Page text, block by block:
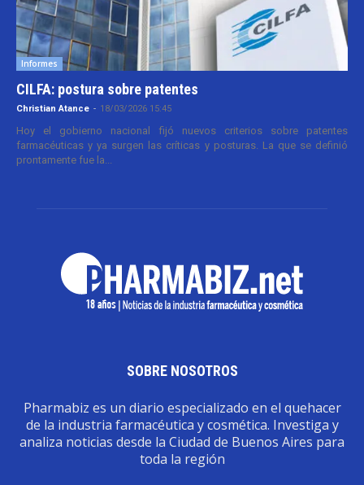
Informes
CILFA: postura sobre patentes
Christian Atance - 18/03/2026 15:45
Hoy el gobierno nacional fijó nuevos criterios sobre patentes
farmacéuticas y ya surgen las críticas y posturas. La que se definió
prontamente fue la...
SOBRE NOSOTROS
Pharmabiz es un diario especializado en el quehacer
de la industria farmacéutica y cosmética. Investiga y
analiza noticias desde la Ciudad de Buenos Aires para
toda la región